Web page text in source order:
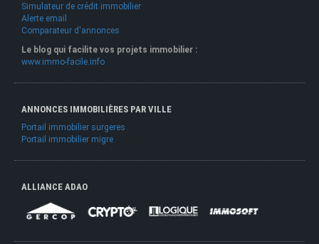
Simulateur de crédit immobilier
Alerte email
Comparateur d'annonces
Le blog qui facilite vos projets immobilier :
www.immo-facile.info
ANNONCES IMMOBILIÈRES PAR VILLE
Portail immobilier surgeres
Portail immobilier migre
ALLIANCE ADAO